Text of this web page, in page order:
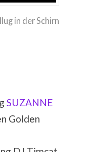
in der Schirn
SUZANNE
Golden